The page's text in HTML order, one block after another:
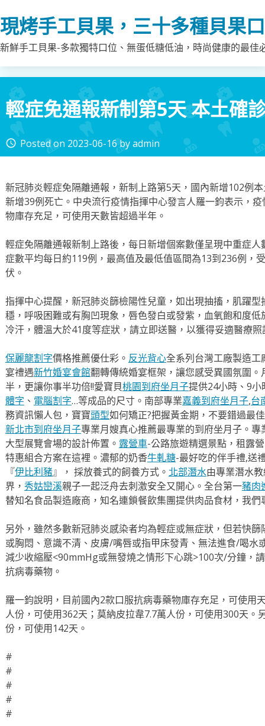
to
content
現烤手工貝果，三十多種貝果
新鮮手工貝果-多款獨特口位、無蛋低糖低油，時尚健康的最
輕症免通報新制第5天 本土確
access_time Posted on 2023-06-16byadmin
新冠肺炎輕症免隔離通報，新制上路第5天，國內新增102例
新增39例死亡。中央流行疫情指揮中心發言人羅一鈞表示，
物庫存充足，可使用天數皆超過半年。
輕症免隔離通報新制上路後，每日新增個案數僅呈現中重症
症數平均每日約119例，最高值及最低值區間為13到236例，
伏。
指揮中心提醒，新冠肺炎篩檢陽性兒童，如出現抽搐，肌躍
穩，呼吸困難或有胸凹現象，唇色發白或發紫，血氧飽和度
冷汗，體溫大於41度等症狀，請立即送醫，以獲得妥適醫療照
保麗龍割字價格推薦優仕彩。 反光背心全系列台灣工廠製造
宴禮遇新竹婚宴會館翻轉傳統婚宴框架，讓您感受異國氛圍。
半，更讓你事半功倍!!愛寶貝桃園到府坐月子提供24小時、9
體字 、 電腦割字…等成品的尺寸。南部專業嘉義到府坐月子,台
務資訊懶人包，寶寶頭型如何矯正?把握黃金期，不要錯過最
新北市到府坐月子專業月嫂真心推薦最專業的到府坐月子。專
大型展覽會場的設計佈置。 露營車-公路旅遊精選景點，租露
特惠組合方案在這裡。濃郁的奶香牛軋糖-最好吃的伴手禮,送
『伊比利豬』， 採放養式的飼養方式。 北部潛水由專業潛水
界， 秀姑巒溪親子一起泛舟去​刺激安全又開心。全台第一豬肉
替知名食品製造廠商，知名連鎖餐飲集團提供肉品食材，我
另外，雖然多數新冠肺炎感染者均為輕症或無症狀，但若快
或胸悶、意識不清、皮膚/嘴唇或指甲床發青、無法進食/喝水
減少收縮壓<90mmHg或無發燒之情形下心跳>100次/分鐘，
抗病毒藥物。
羅一鈞說明，目前國內2款口服抗病毒藥物庫存充足，可使用
人份，可使用362天；莫納皮拉韋7.7萬人份，可使用300天。
份，可使用142天。
#
#
#
#
#